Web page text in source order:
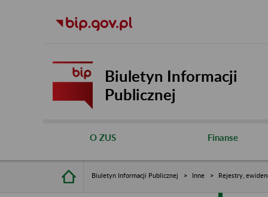
Biuletyn Informacji
Publicznej
O ZUS Finanse
Biuletyn Informacji Publicznej Inne Rejestry,